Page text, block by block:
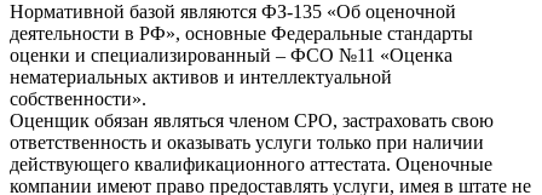
Нормативной базой являются ФЗ-135 «Об оценочной
деятельности в РФ», основные Федеральные стандарты
оценки и специализированный – ФСО №11 «Оценка
нематериальных активов и интеллектуальной
собственности».
Оценщик обязан являться членом СРО, застраховать свою
ответственность и оказывать услуги только при наличии
действующего квалификационного аттестата. Оценочные
компании имеют право предоставлять услуги, имея в штате не